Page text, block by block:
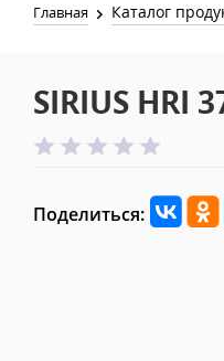
Главная Каталог
SIRIUS HRI
Поделиться: